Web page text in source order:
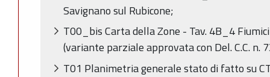
Savignano sul Rubicone;
T00_bis Carta della Zone - Tav. 4B_4
(variante parziale approvata con Del. C.C. n.
T01 Planimetria generale stato di fatto su